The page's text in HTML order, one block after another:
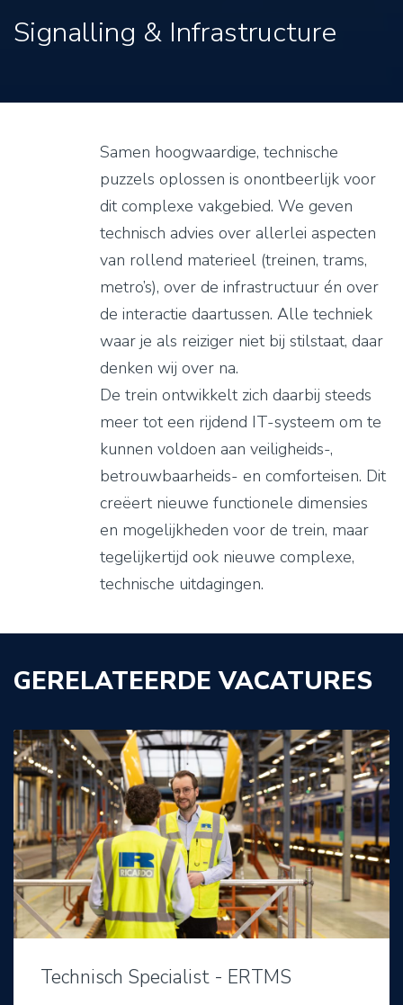
Signalling & Infrastructure
Samen hoogwaardige, technische
puzzels oplossen is onontbeerlijk voor
dit complexe vakgebied. We geven
technisch advies over allerlei aspecten
van rollend materieel (treinen, trams,
metro’s), over de infrastructuur én over
de interactie daartussen. Alle techniek
waar je als reiziger niet bij stilstaat, daar
denken wij over na.
De trein ontwikkelt zich daarbij steeds
meer tot een rijdend IT-systeem om te
kunnen voldoen aan veiligheids-,
betrouwbaarheids- en comforteisen. Dit
creëert nieuwe functionele dimensies
en mogelijkheden voor de trein, maar
tegelijkertijd ook nieuwe complexe,
technische uitdagingen.
GERELATEERDE VACATURES
Technisch Specialist - ERTMS